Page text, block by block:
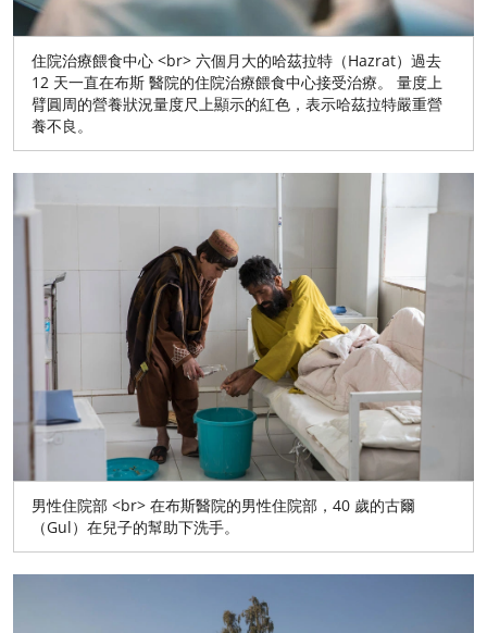
住院治療餵食中心 <br> 六個月大的哈茲拉特（Hazrat）過去
12 天一直在布斯 醫院的住院治療餵食中心接受治療。 量度上
臂圓周的營養狀況量度尺上顯示的紅色，表示哈茲拉特嚴重營
養不良。
男性住院部 <br> 在布斯醫院的男性住院部，40 歲的古爾
（Gul）在兒子的幫助下洗手。